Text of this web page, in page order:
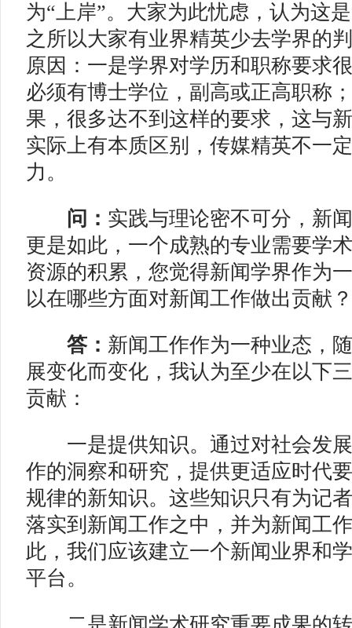
为“上岸”。大家为此忧虑，认为这
之所以大家有业界精英少去学界的
原因：一是学界对学历和职称要求
必须有博士学位，副高或正高职称
果，很多达不到这样的要求，这与
实际上有本质区别，传媒精英不一
力。
问： 实践与理论密不可分，新
更是如此，一个成熟的专业需要学
资源的积累，您觉得新闻学界作为
以在哪些方面对新闻工作做出贡献？
答： 新闻工作作为一种业态，
展变化而变化，我认为至少在以下
贡献：
一是提供知识。通过对社会发展
作的洞察和研究，提供更适应时代
规律的新知识。这些知识只有为记
落实到新闻工作之中，并为新闻工
此，我们应该建立一个新闻业界和
平台。